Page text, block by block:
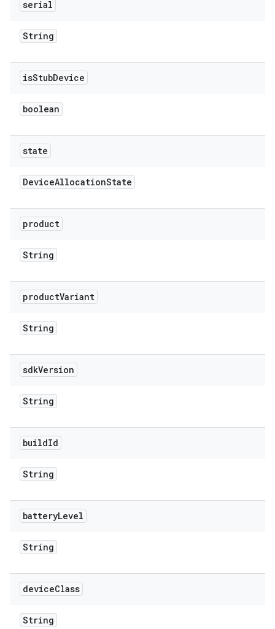
serial
String
isStubDevice
boolean
state
DeviceAllocationState
product
String
productVariant
String
sdkVersion
String
buildId
String
batteryLevel
String
deviceClass
String